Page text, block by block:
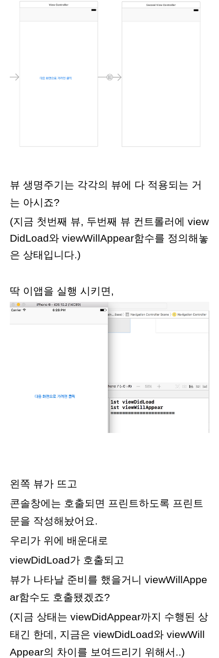
뷰 생명주기는 각각의 뷰에 다 적용되는 거
는 아시죠?
(지금 첫번째 뷰, 두번째 뷰 컨트롤러에 view
DidLoad와 viewWillAppear함수를 정의해놓
은 상태입니다.)
딱 이앱을 실행 시키면,
왼쪽 뷰가 뜨고
콘솔창에는 호출되면 프린트하도록 프린트
문을 작성해놨어요.
우리가 위에 배운대로
viewDidLoad가 호출되고
뷰가 나타날 준비를 했을거니 viewWillAppe
ar함수도 호출됐겠죠?
(지금 상태는 viewDidAppear까지 수행된 상
태긴 한데, 지금은 viewDidLoad와 viewWill
Appear의 차이를 보여드리기 위해서..)